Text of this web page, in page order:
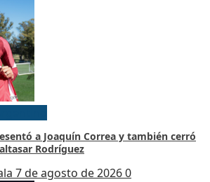
a Joaquín Correa y también cerró
Rodríguez
7 de agosto de 20260